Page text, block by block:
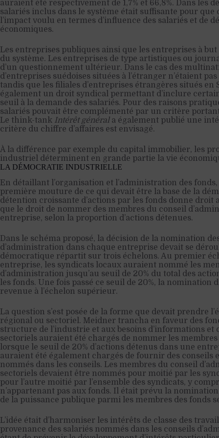
auraient été respectivement de 1,7% et 66,8%. Dans les
salariés inclus dans le système était suffisante pour que
l’impact voulu en termes d’influence des salariés et de
économiques.
Les entreprises publiques ainsi que les entreprises à
du système. Les entreprises de type artistiques ou
d’un questionnement ultérieur. Dans le cas des
d’entreprises suédoises situées à l’étranger n’étaient
tandis que les filiales d’entreprises étrangères situés en
également un droit syndical permettant d’inclure
seuil à la demande des salariés. Pour des raisons
salariés pouvait être complémenté par un critère
Le think-tank Intérêt générala également publié une
critère du chiffre d’affaires est envisagé.
À la différence par exemple du capital immobilier, les
industriel déterminent en grande partie la vie
LA DÉMOCRATIE INDUSTRIELLE
En détaillant l’organisation et l’administration des
première mouture de ce qui devait être la base de la
détention croissante d’actions par les fonds donne droit
que le droit de nommer des membres du conseil
entreprise, selon la proportion d’actions détenues.
Dans le schéma proposé, la décision de la nomination
d’administration dans chaque entreprise devait se
démocratique répartit sur trois échelons. Au premier
entreprise, les syndicats locaux auraient nommé les
d’administration jusqu’au seuil de 20% du total des
les fonds. Une fois passé ce seuil de 20%, la nomination
revenue à l’échelon supérieur.
La question s’est posée de la forme que devait prendre
régional ou sectoriel. Meidner trancha en faveur des
structure de l’industrie et aux besoins d’informations et
sectoriels auraient été chargés de nommer les
lorsque le seuil de 20% d’actions détenus dans une
auraient été également chargés de fournir des conseils
nommés dans les conseils. Les membres du conseil
sectoriels devaient être nommés pour moitié par les
pour l’autre moitié par l’ensemble des syndicats, y
n’appartenant pas aux fonds. Il était prévu la
de la puissance publique parmi les membres des fonds
L’idée était d’harmoniser les intérêts de classe des
provenance des salariés nommés dans les conseils